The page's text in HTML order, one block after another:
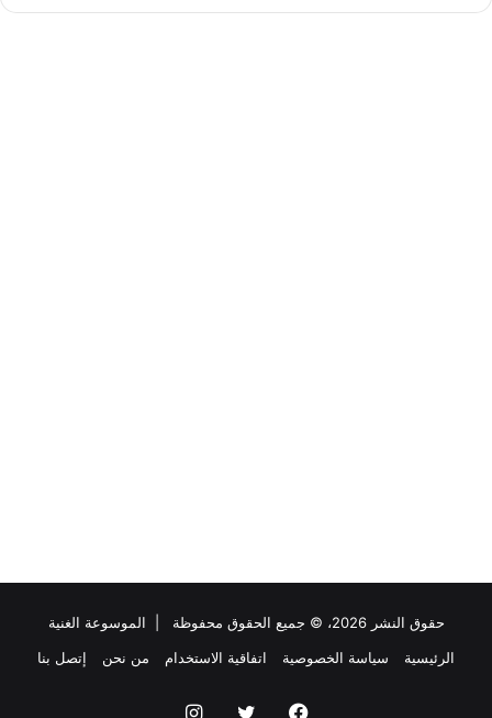
حقوق النشر 2026، © جميع الحقوق محفوظة |
الموسوعة الغنية
الرئيسية
سياسة الخصوصية اتفاقية الاستخدام من نحن إتصل بنا
فيسبوك تويتر